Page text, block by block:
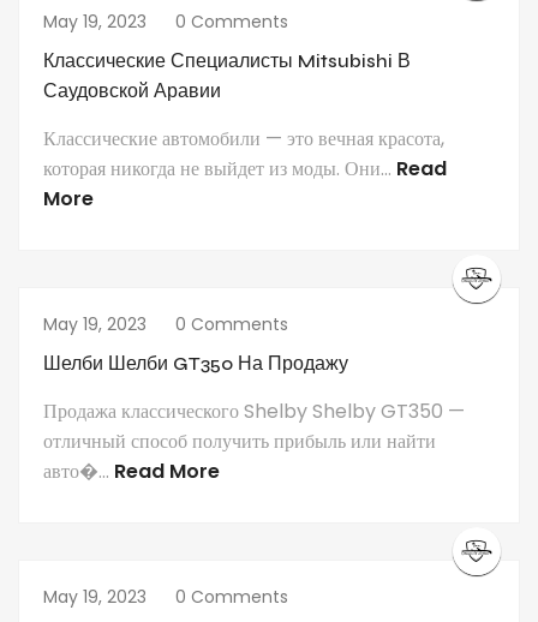
May 19, 2023 0 Comments
Классические Специалисты Mitsubishi В
Саудовской Аравии
Классические автомобили — это вечная красота,
которая никогда не выйдет из моды. Они... Read
More
May 19, 2023 0 Comments
Шелби Шелби GT350 На Продажу
Продажа классического Shelby Shelby GT350 —
отличный способ получить прибыль или найти
авто�... Read More
May 19, 2023 0 Comments